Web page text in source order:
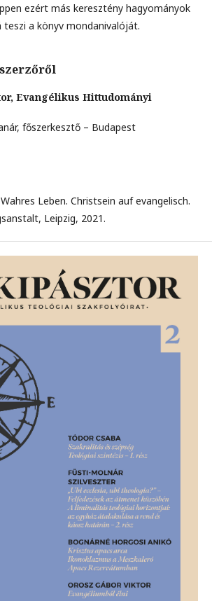
ezért más keresztény hagyományok
a könyv mondanivalóját.
Evangélikus Hittudományi
főszerkesztő – Budapest
Leben. Christsein auf evangelisch.
Leipzig, 2021.